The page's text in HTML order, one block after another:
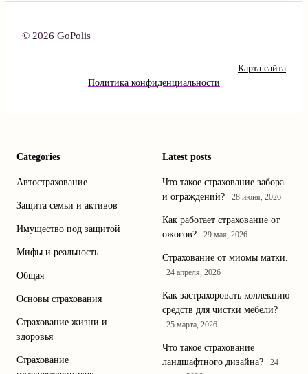
© 2026 GoPolis
Карта сайта
Политика конфиденциальности
Categories
Автострахование
Защита семьи и активов
Имущество под защитой
Мифы и реальность
Общая
Основы страхования
Страхование жизни и
здоровья
Страхование
Latest posts
Что такое страхование забора
и ограждений?
28 июня, 2026
Как работает страхование от
ожогов?
29 мая, 2026
Страхование от миомы матки.
24 апреля, 2026
Как застрахоровать коллекцию
средств для чистки мебели?
25 марта, 2026
Что такое страхование
ландшафтного дизайна?
24